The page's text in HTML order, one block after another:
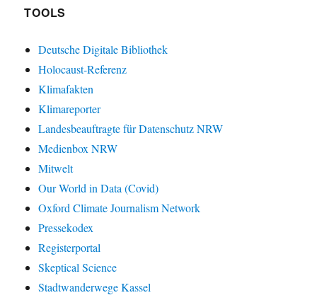
TOOLS
Deutsche Digitale Bibliothek
Holocaust-Referenz
Klimafakten
Klimareporter
Landesbeauftragte für Datenschutz NRW
Medienbox NRW
Mitwelt
Our World in Data (Covid)
Oxford Climate Journalism Network
Pressekodex
Registerportal
Skeptical Science
Stadtwanderwege Kassel